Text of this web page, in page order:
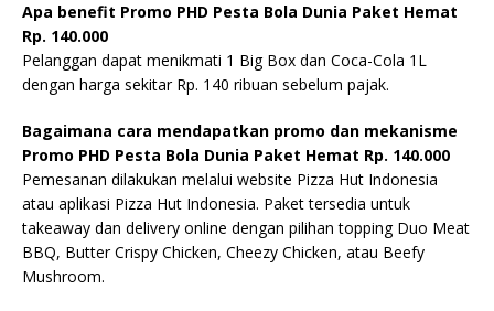
Apa benefit Promo PHD Pesta Bola Dunia Paket Hemat
Rp. 140.000
Pelanggan dapat menikmati 1 Big Box dan Coca-Cola 1L
dengan harga sekitar Rp. 140 ribuan sebelum pajak.
Bagaimana cara mendapatkan promo dan mekanisme
Promo PHD Pesta Bola Dunia Paket Hemat Rp. 140.000
Pemesanan dilakukan melalui website Pizza Hut Indonesia
atau aplikasi Pizza Hut Indonesia. Paket tersedia untuk
takeaway dan delivery online dengan pilihan topping Duo Meat
BBQ, Butter Crispy Chicken, Cheezy Chicken, atau Beefy
Mushroom.